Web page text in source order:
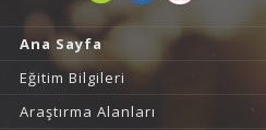
Ana Sayfa
Eğitim Bilgileri
Araştırma Alanları